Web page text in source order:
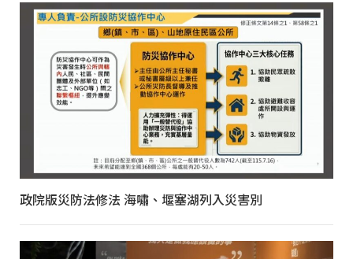
政院版災防法修法 海嘯、堰塞湖列入災害別